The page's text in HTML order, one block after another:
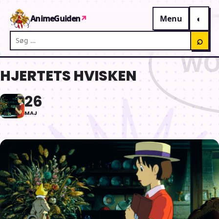
AnimeGuiden↗
Menu
Søg på AnimeGuiden
⌕
HJERTETS HVISKEN
26
MAJ